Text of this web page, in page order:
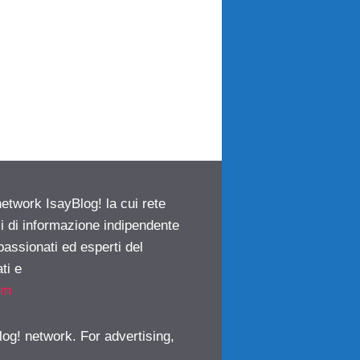
IsayBlog! la cui rete
informazione indipendente
ed esperti del
e
network. For advertising,